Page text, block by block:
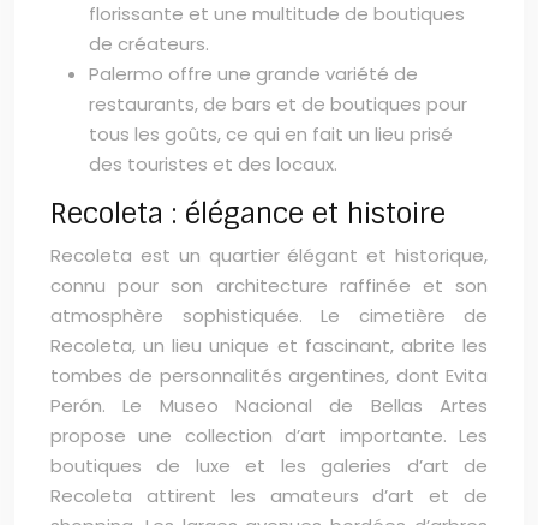
florissante et une multitude de boutiques
de créateurs.
Palermo offre une grande variété de
restaurants, de bars et de boutiques pour
tous les goûts, ce qui en fait un lieu prisé
des touristes et des locaux.
Recoleta : élégance et histoire
Recoleta est un quartier élégant et historique,
connu pour son architecture raffinée et son
atmosphère sophistiquée. Le cimetière de
Recoleta, un lieu unique et fascinant, abrite les
tombes de personnalités argentines, dont Evita
Perón. Le Museo Nacional de Bellas Artes
propose une collection d’art importante. Les
boutiques de luxe et les galeries d’art de
Recoleta attirent les amateurs d’art et de